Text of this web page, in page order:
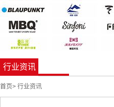
行业资讯
首页> 行业资讯